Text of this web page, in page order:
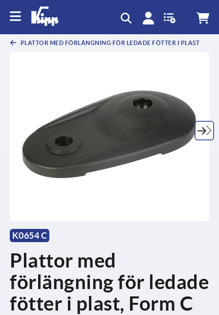
PLATTOR MED FÖRLÄNGNING FÖR LEDADE FÖTTER I PLAST
K0654 C
Plattor med
förlängning för ledade
fötter i plast, Form C